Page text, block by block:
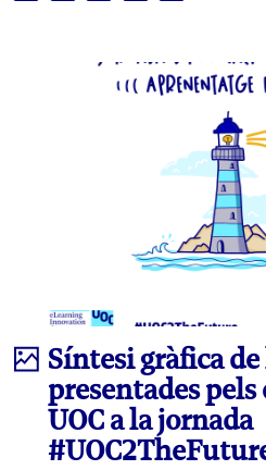
imatge
Síntesi gràfica
presentades
UOC a la jornada